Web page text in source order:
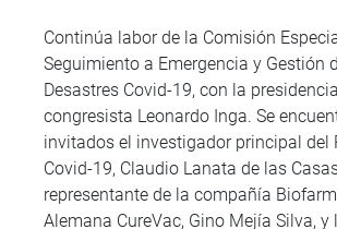
Continúa labor de la Comisión
Seguimiento a Emergencia y Gestión
Desastres Covid-19, con la
congresista Leonardo Inga. Se
invitados el investigador principal del
Covid-19, Claudio Lanata de las
representante de la compañía
Alemana CureVac, Gino Mejía Silva, y